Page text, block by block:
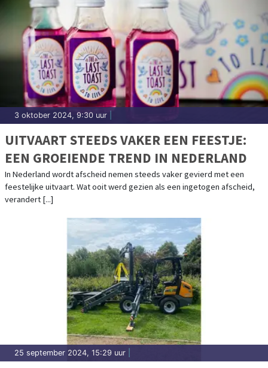
3 oktober 2024, 9:30 uur
UITVAART STEEDS VAKER EEN FEESTJE:
EEN GROEIENDE TREND IN NEDERLAND
In Nederland wordt afscheid nemen steeds vaker gevierd met een
feestelijke uitvaart. Wat ooit werd gezien als een ingetogen afscheid,
verandert [...]
25 september 2024, 15:29 uur